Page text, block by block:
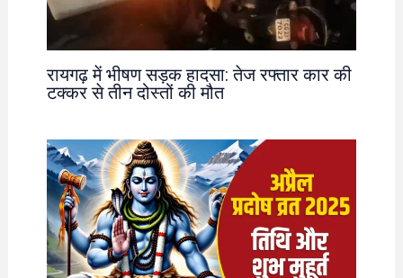
रायगढ़ में भीषण सड़क हादसा: तेज रफ्तार कार की
टक्कर से तीन दोस्तों की मौत